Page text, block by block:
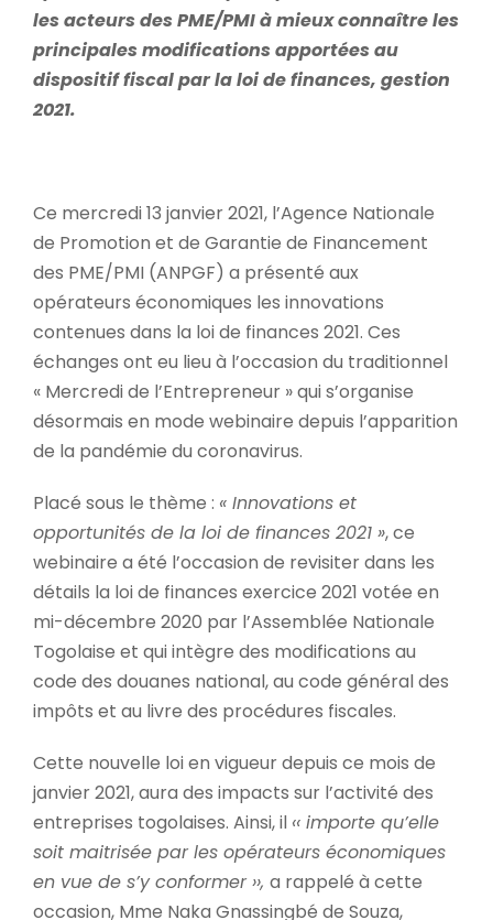
les acteurs des PME/PMI à mieux connaître les
principales modifications apportées au
dispositif fiscal par la loi de finances, gestion
2021.
Ce mercredi 13 janvier 2021, l’Agence Nationale
de Promotion et de Garantie de Financement
des PME/PMI (ANPGF) a présenté aux
opérateurs économiques les innovations
contenues dans la loi de finances 2021. Ces
échanges ont eu lieu à l’occasion du traditionnel
« Mercredi de l’Entrepreneur » qui s’organise
désormais en mode webinaire depuis l’apparition
de la pandémie du coronavirus.
Placé sous le thème : « Innovations et
opportunités de la loi de finances 2021 », ce
webinaire a été l’occasion de revisiter dans les
détails la loi de finances exercice 2021 votée en
mi-décembre 2020 par l’Assemblée Nationale
Togolaise et qui intègre des modifications au
code des douanes national, au code général des
impôts et au livre des procédures fiscales.
Cette nouvelle loi en vigueur depuis ce mois de
janvier 2021, aura des impacts sur l’activité des
entreprises togolaises. Ainsi, il ‹‹ importe qu’elle
soit maitrisée par les opérateurs économiques
en vue de s’y conformer ››, a rappelé à cette
occasion, Mme Naka Gnassingbé de Souza,